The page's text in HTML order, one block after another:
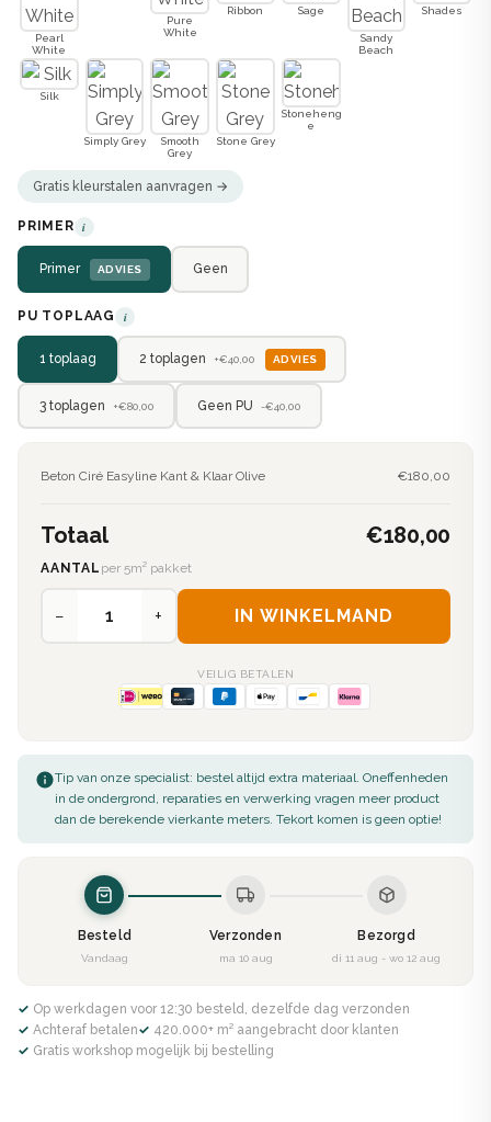
Pearl
White
Pure
White
Ribbon Sage
Sandy
Beach
Shades
Silk
Simply Grey
Smooth
Grey
Stone Grey
Stoneheng
e
Gratis kleurstalen aanvragen →
PRIMER i
Primer ADVIES Geen
PU TOPLAAG i
1 toplaag 2 toplagen +€40,00 ADVIES
3 toplagen +€80,00 Geen PU -€40,00
Beton Ciré Easyline Kant & Klaar Olive €180,00
Totaal €180,00
AANTAL per 5m² pakket
− + IN WINKELMAND
VEILIG BETALEN
Tip van onze specialist: bestel altijd extra materiaal. Oneffenheden
in de ondergrond, reparaties en verwerking vragen meer product
dan de berekende vierkante meters. Tekort komen is geen optie!
Besteld
Vandaag
Verzonden
ma 10 aug
Bezorgd
di 11 aug - wo 12 aug
✓ Op werkdagen voor 12:30 besteld, dezelfde dag verzonden
✓ Achteraf betalen
✓ 420.000+ m² aangebracht door klanten
✓ Gratis workshop mogelijk bij bestelling